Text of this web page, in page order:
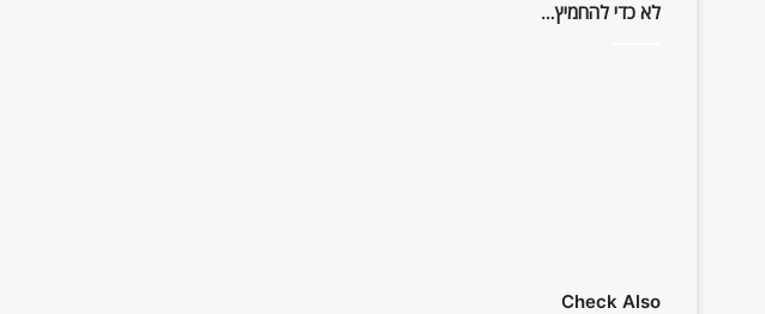
לא כדי להחמיץ…
Check Also